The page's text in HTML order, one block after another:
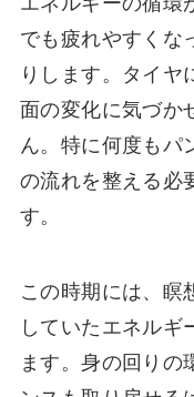
でも疲れやすくな
りします。タイヤ
面の変化に気づか
ん。特に何度もパ
の流れを整える必
す。
この時期には、瞑
していたエネルギ
ます。身の回りの